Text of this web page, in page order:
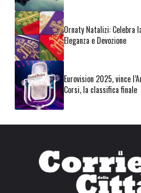
Ornaty Natalizi: Celebra
Eleganza e Devozione
Eurovision 2025, vince
Corsi, la classifica finale